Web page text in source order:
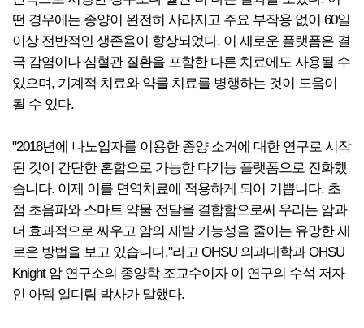
떤 경우에는 종양이 완전히 사라지고 주요 부작용 없이 60일
이상 전반적인 생존율이 향상되었다. 이 새로운 플랫폼은 결
국 감염이나 심혈관 질환을 포함한 다른 치료에도 사용될 수
있으며, 기계적 치료와 약물 치료를 병행하는 것이 도움이
될 수 있다.
"2018년에 나노입자를 이용한 종양 소거에 대한 연구로 시작
된 것이 간단한 혼합으로 가능한 다기능 플랫폼으로 진화했
습니다. 이제 이를 면역치료에 적용하게 되어 기쁩니다. 초
점 초음파와 스마트 약물 전달을 결합함으로써 우리는 암과
더 효과적으로 싸우고 암의 재발 가능성을 줄이는 유망한 새
로운 방법을 보고 있습니다."라고 OHSU 의과대학과 OHSU
Knight 암 연구소의 종양학 조교수이자 이 연구의 수석 저자
인 아뎀 일디림 박사가 말했다.